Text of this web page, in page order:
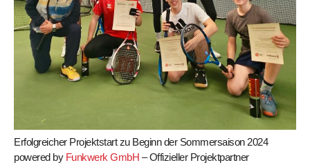
Erfolgreicher Projektstart zu Beginn der Sommersaison 2024
powered by Funkwerk GmbH – Offizieller Projektpartner